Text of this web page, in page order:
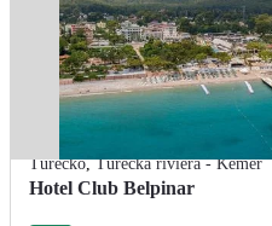
Turecko,Turecká riviéra - Kemer
Hotel Club Belpinar